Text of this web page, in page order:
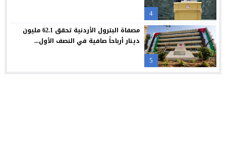
4
5
مصفاة البترول الأردنية تحقق 62.1 مليون
دينار أرباحاً صافية في النصف الأول...